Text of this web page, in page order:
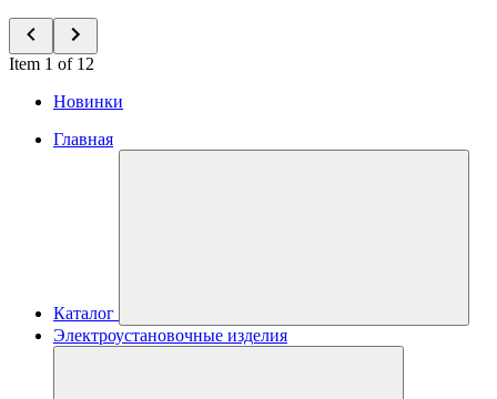
Item 1 of 12
Новинки
Главная
Каталог
Электроустановочные изделия